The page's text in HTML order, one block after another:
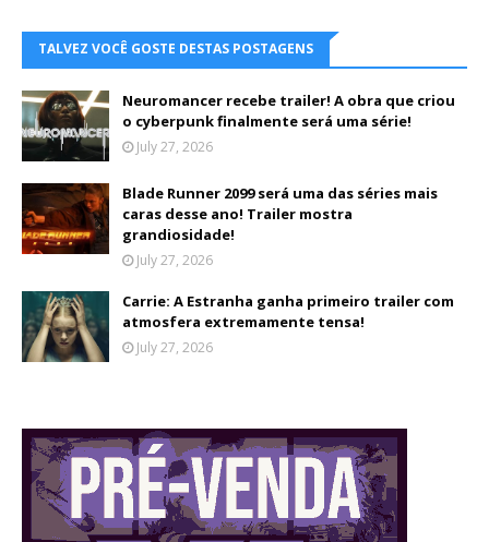
TALVEZ VOCÊ GOSTE DESTAS POSTAGENS
Neuromancer recebe trailer! A obra que criou
o cyberpunk finalmente será uma série!
July 27, 2026
Blade Runner 2099 será uma das séries mais
caras desse ano! Trailer mostra
grandiosidade!
July 27, 2026
Carrie: A Estranha ganha primeiro trailer com
atmosfera extremamente tensa!
July 27, 2026